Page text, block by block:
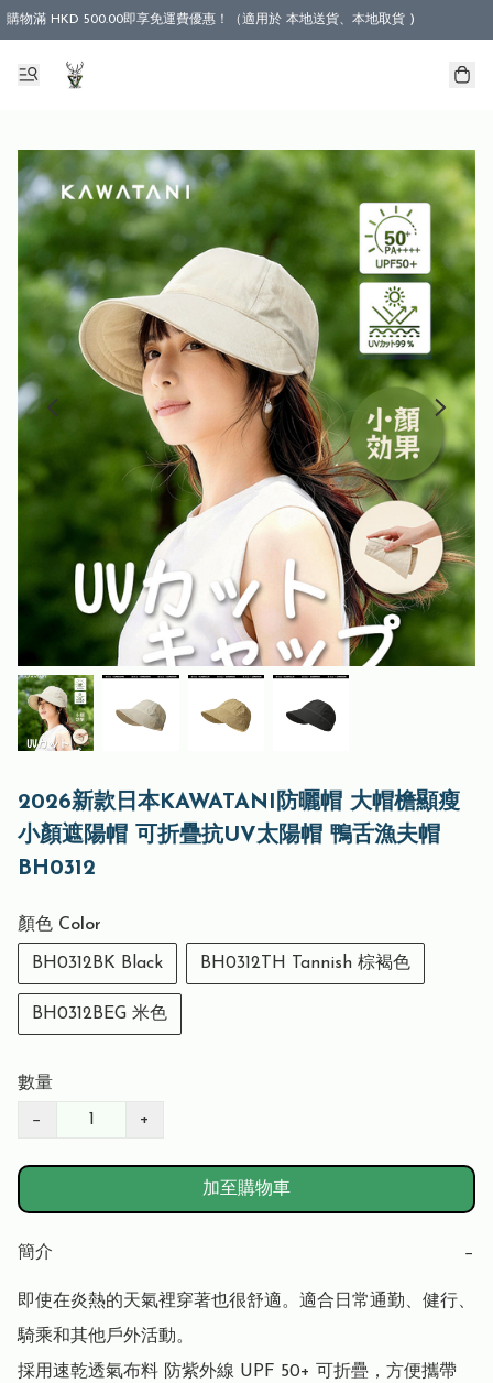
購物滿 HKD 500.00即享免運費優惠！（適用於 本地送貨、本地取貨 )
2026新款日本KAWATANI防曬帽 大帽檐顯瘦
小顏遮陽帽 可折疊抗UV太陽帽 鴨舌漁夫帽
BH0312
顏色 Color
BH0312BK Black BH0312TH Tannish 棕褐色
BH0312BEG 米色
數量
− +
加至購物車
簡介 −
即使在炎熱的天氣裡穿著也很舒適。適合日常通勤、健行、
騎乘和其他戶外活動。
採用速乾透氣布料 防紫外線 UPF 50+ 可折疊，方便攜帶